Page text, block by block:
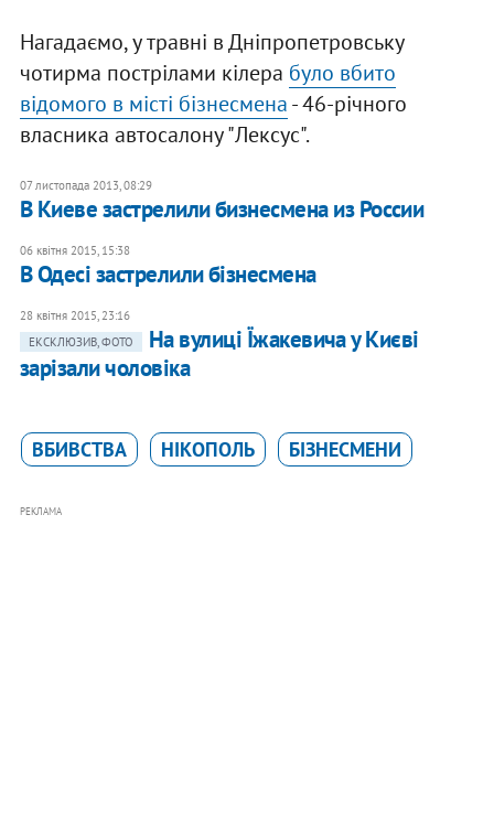
Нагадаємо, у травні в Дніпропетровську
чотирма пострілами кілера було вбито
відомого в місті бізнесмена- 46-річного
власника автосалону "Лексус".
07 листопада 2013, 08:29
В Киеве застрелили бизнесмена из России
06 квітня 2015, 15:38
В Одесі застрелили бізнесмена
28 квітня 2015, 23:16
ЕКСКЛЮЗИВ, ФОТО
На вулиці Їжакевича у Києві
зарізали чоловіка
ВБИВСТВА НІКОПОЛЬ БІЗНЕСМЕНИ
РЕКЛАМА